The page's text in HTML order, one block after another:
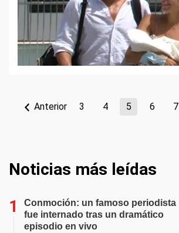
Anterior 3 4 5 6 7
Noticias más leídas
Conmoción: un famoso periodista
fue internado tras un dramático
episodio en vivo